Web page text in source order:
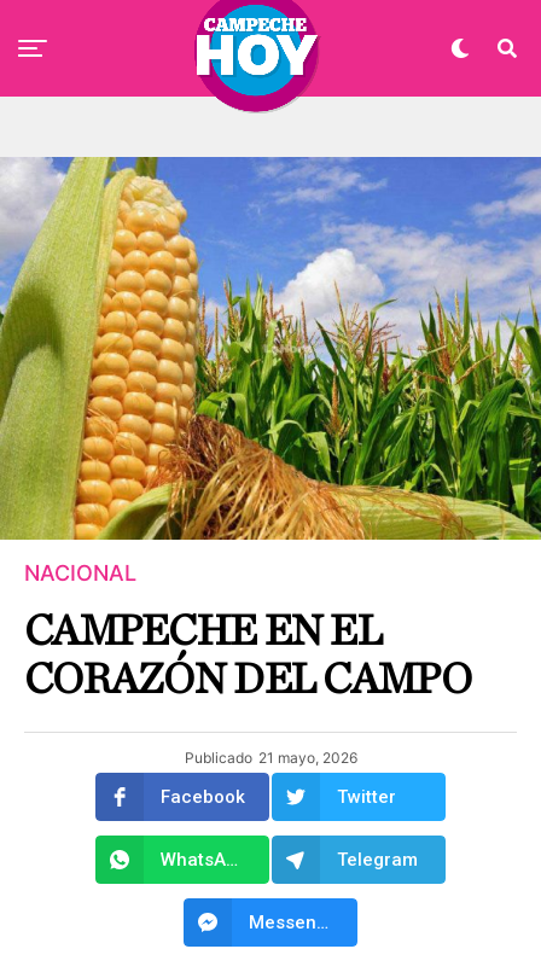
NACIONAL
CAMPECHE EN EL
CORAZÓN DEL CAMPO
Publicado 21 mayo, 2026
Facebook Twitter
WhatsApp Telegram
Messenger